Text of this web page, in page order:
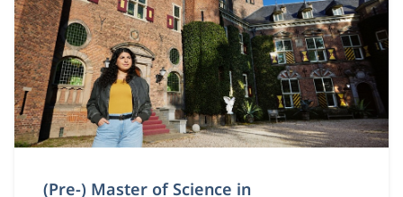
verantwoordelijkheid neemt en oog houdt voor
mens, organisatie en maatschappij.
(Pre-) Master of Science in